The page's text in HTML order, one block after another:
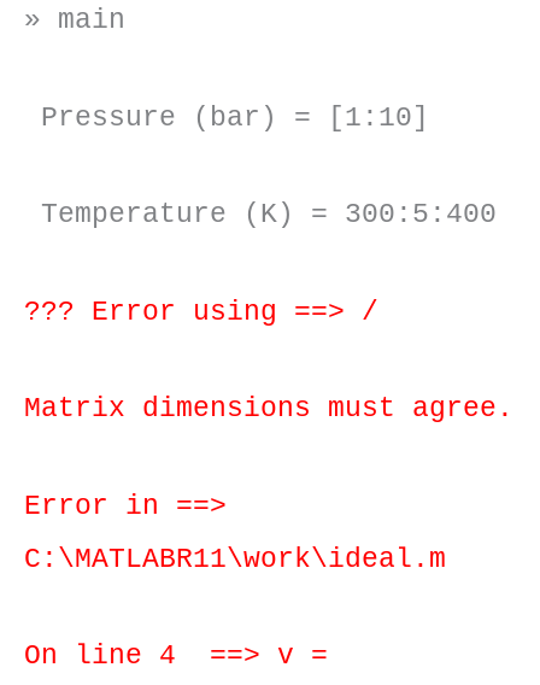
» main
Pressure (bar) = [1:10]
Temperature (K) = 300:5:400
??? Error using ==> /
Matrix dimensions must agree.
Error in ==>
C:\MATLABR11\work\ideal.m
On line 4 ==> v =